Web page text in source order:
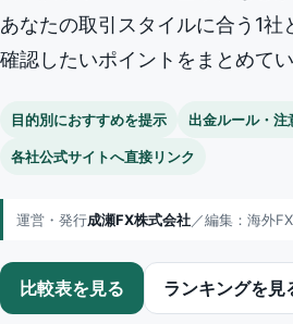
あなたの取引スタイルに合う1社
確認したいポイントをまとめてい
目的別におすすめを提示 出金ルール・注
各社公式サイトへ直接リンク
運営・発行成瀬FX株式会社／編集：海外
比較表を見る ランキングを見